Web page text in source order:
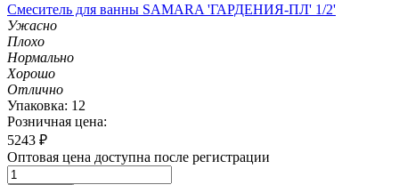
Смеситель для ванны SAMARA 'ГАРДЕНИЯ-ПЛ' 1/2'
Ужасно
Плохо
Нормально
Хорошо
Отлично
Упаковка: 12
Розничная цена:
5243 ₽
Оптовая цена доступна после регистрации